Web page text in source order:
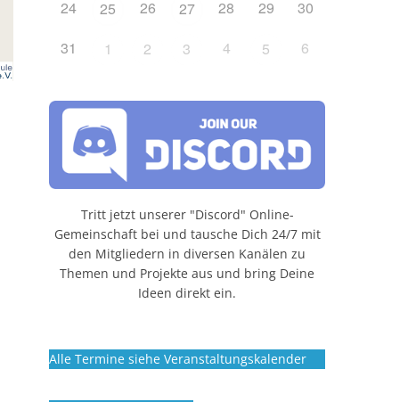
24
25 26 27 28 29
30
31
1 2 3 4 5 6
Tritt jetzt unserer "Discord" Online-
Gemeinschaft bei und tausche Dich 24/7 mit
den Mitgliedern in diversen Kanälen zu
Themen und Projekte aus und bring Deine
Ideen direkt ein.
Alle Termine siehe Veranstaltungskalender